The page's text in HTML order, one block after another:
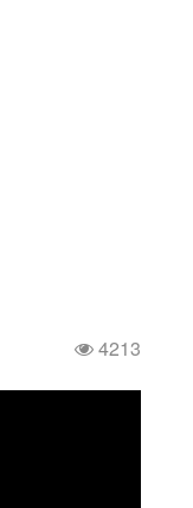
4213